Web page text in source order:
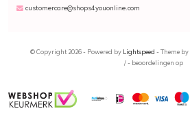
customercare@shops4youonline.com
© Copyright 2026 - Powered by Lightspeed - Theme by
/- beoordelingen op